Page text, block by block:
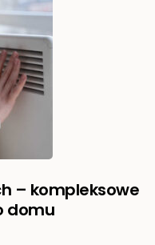
– kompleksowe
domu